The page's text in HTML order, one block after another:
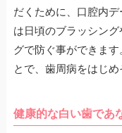
だくために、口腔内
は日頃のブラッシン
グで防ぐ事ができま
とで、歯周病をはじめ
健康的な白い歯であ